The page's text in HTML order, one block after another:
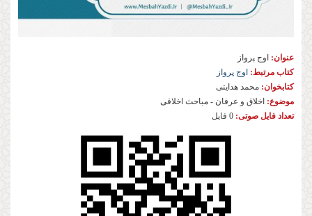
عنوان: اوج پرواز
کتاب مرتبط: اوج پرواز
کتابخوان: محمد هدایتی
موضوع: اخلاق و عرفان - مباحث اخلاقی
تعداد فایل صوتی: 0 فایل